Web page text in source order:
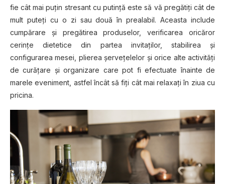
fie cât mai puţin stresant cu putinţă este să vă pregătiţi cât de
mult puteţi cu o zi sau două în prealabil. Aceasta include
cumpărare şi pregătirea produselor, verificarea oricăror
cerinţe dietetice din partea invitaţilor, stabilirea şi
configurarea mesei, plierea şerveţelelor şi orice alte activităţi
de curăţare şi organizare care pot fi efectuate înainte de
marele eveniment, astfel încât să fiţi cât mai relaxaţi în ziua cu
pricina.